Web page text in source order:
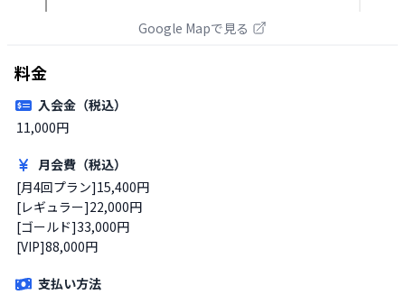
Google Mapで見る
料金
入会金（税込）
11,000円
月会費（税込）
[月4回プラン]15,400円
[レギュラー]22,000円
[ゴールド]33,000円
[VIP]88,000円
支払い方法